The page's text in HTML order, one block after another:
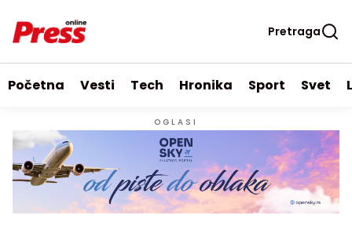
Pretraga
Početna Vesti Tech Hronika Sport Svet
OGLASI